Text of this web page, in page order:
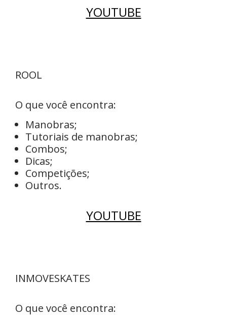
YOUTUBE
ROOL
O que você encontra:
Manobras;
Tutoriais de manobras;
Combos;
Dicas;
Competições;
Outros.
YOUTUBE
INMOVESKATES
O que você encontra: